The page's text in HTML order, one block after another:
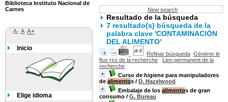
New search
Resultado de la búsqueda
7 resultado(s) búsqueda de la
palabra clave 'CONTAMINACIÓN
DEL ALIMENTO'
Refinar búsqueda Générer le
flux rss de la recherche
Lien permanent de la
recherche
Curso de higiene para manipuladores
de alimentos / D. Hazelwood
Embalaje de los alimentos de gran
consumo / G. Bureau
Biblioteca Instituto Nacional de
Carnes
A- A A+
Inicio
Elige idioma